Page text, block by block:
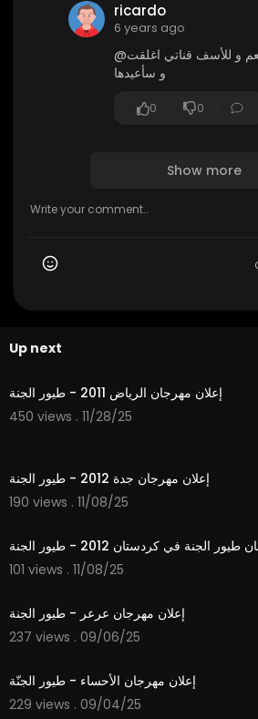
ricardo
6 years ago
@أخبار الجزائر: نعم و للأسف قناتي اغلقت
و سأعيدها
0 0
Show more
Up next
إعلان مهرجان الرياض 2011 - طيور الجنة
450 views . 11/28/25
إعلان مهرجان جدة 2012 - طيور الجنة
190 views . 11/08/25
الجنة في كردستان 2012 - طيور الجنة
101 views . 11/08/25
إعلان مهرجان عرعر - طيور الجنة
237 views . 09/06/25
إعلان مهرجان الأحساء - طيور الجنّة
229 views . 09/04/25